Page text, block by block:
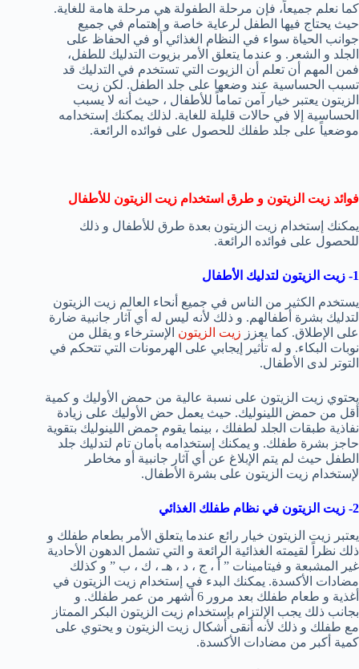
كما نعلم جميعاً، فإن مرحلة الطفولة هي مرحلة هامة للغاية.
حيث يحتاج فيها الطفل لرعاية خاصة و إهتمام في جميع
جوانب الحياة سواء في النظام الغذائي أو في الحفاظ على
الجلد و الشعر. و عندما يتعلق الأمر بزيوت التدليك للطفل،
فمن المهم أن تعلم أن الزيوت التي تستخدم في التدليك قد
تسبب الحساسية عند وضعها على جلد الطفل. لكن زيت
الزيتون يعتبر خيار آمن تماماً للأطفال ، حيث أنه لا يسبب
الحساسية إلا في حالات قليلة للغاية. لذلك يمكنك إستخدامه
موضعياً على جلد طفلك للحصول على فوائده الرائعة.
فوائد زيت الزيتون و طرق استخدام زيت الزيتون للأطفال
يمكنك إستخدام زيت الزيتون بعدة طرق للأطفال و ذلك
للحصول على فوائده الرائعة.
1- زيت الزيتون لتدليك الأطفال
يستخدم الكثير من الناس في جميع أنحاء العالم زيت الزيتون
لتدليك بشرة أطفالهم. و ذلك لأنه ليس له أي آثار جانبية ضارة
على الإطلاق. كما يعزز زيت الزيتون الإسترخاء و يقلل من
نوبات البكاء. و له تأثير إيجابي على الهرمونات التي تتحكم في
التوتر لدى الأطفال.
يحتوي زيت الزيتون على نسبة عالية من حمض الأوليك و كمية
أقل من حمض اللينوليك. حيث يعمل حض الأوليك على زيادة
نفاذية طبقات الجلد لطفلك ، بينما يقوم حمض اللينوليك بتقوية
حاجز بشرة طفلك. و يمكنك إستخدامه بأمان تام لتدليك جلد
الطفل حيث لم يتم الإبلاغ عن أي آثار جانبية أو مخاطر
لإستخدام زيت الزيتون على بشرة الأطفال.
2- زيت الزيتون في نظام طفلك الغذائي
يعتبر زيت الزيتون خيار رائع عندما يتعلق الأمر بطعام طفلك و
ذلك نظراً لقيمته الغذائية الرائعة و التي تشمل الدهون الأحادية
غير المشبعة و فيتامينات ” أ ، ج ، د ، هـ ، ك ، ب ” و كذلك
مضادات الأكسدة. يمكنك البدء في إستخدام زيت الزيتون في
أغذية و طعام طفلك بعد مرور 6 أشهر من عمر طفلك. و
بجانب ذلك يجب الإلتزام بإستخدام زيت الزيتون البكر الممتاز
مع طفلك و ذلك لأنه أنقى أشكال زيت الزيتون و يحتوي على
كمية أكبر من مضادات الأكسدة.